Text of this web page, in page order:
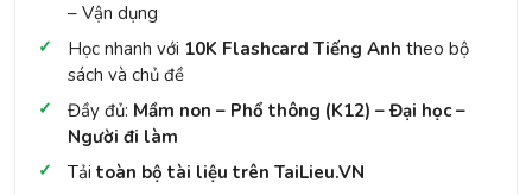
– Vận dụng
Học nhanh với 10K Flashcard Tiếng Anh theo bộ
sách và chủ đề
Đầy đủ: Mầm non – Phổ thông (K12) – Đại học –
Người đi làm
Tải toàn bộ tài liệu trên TaiLieu.VN